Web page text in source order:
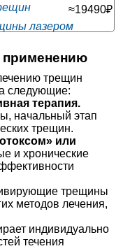
Митино
Звенигородская
Чкаловская
корп. 1
≈19490₽
лазером
≈13679₽
≈13447₽
зоны ≈10118₽
применению
трещин
следующие:
терапия.
начальный этап
трещин.
или
и хронические
трещины
методов лечения,
индивидуально
течения